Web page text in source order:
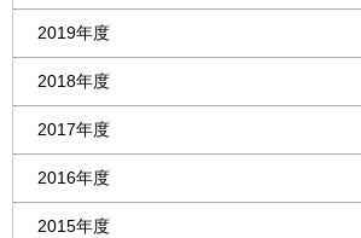
2019年度
2018年度
2017年度
2016年度
2015年度